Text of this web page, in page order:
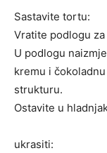
Sastavite tortu:
Vratite podlogu
U podlogu
kremu i
strukturu.
Ostavite u
ukrasiti: